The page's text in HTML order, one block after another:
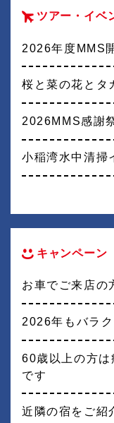
ツアー・イベ
2026年度MMS
桜と菜の花とタ
2026MMS感謝
小稲湾水中清掃
キャンペーン
お車でご来店の
2026年もバラ
60歳以上の方は
です
近隣の宿をご紹